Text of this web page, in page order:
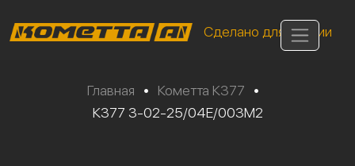
Сделано для России
Главная • Кометта К377
•
К377 3-02-25/04Е/003М2